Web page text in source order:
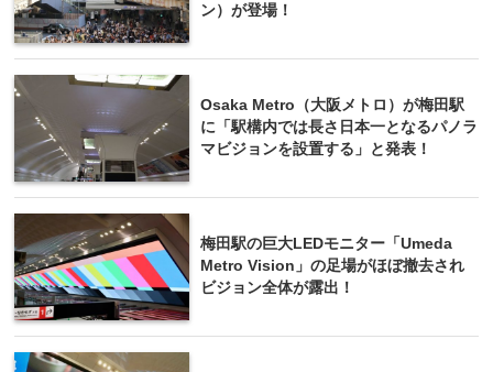
ン）が登場！
Osaka Metro（大阪メトロ）が梅田駅
に「駅構内では長さ日本一となるパノラ
マビジョンを設置する」と発表！
梅田駅の巨大LEDモニター「Umeda
Metro Vision」の足場がほぼ撤去され
ビジョン全体が露出！